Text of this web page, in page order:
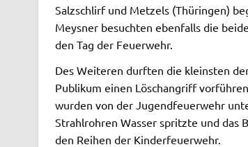
Salzschlirf und Metzels (Thüringen)
Meysner besuchten ebenfalls die
den Tag der Feuerwehr.
Des Weiteren durften die kleinsten
Publikum einen Löschangriff
wurden von der Jugendfeuerwehr
Strahlrohren Wasser spritzte und das
den Reihen der Kinderfeuerwehr.